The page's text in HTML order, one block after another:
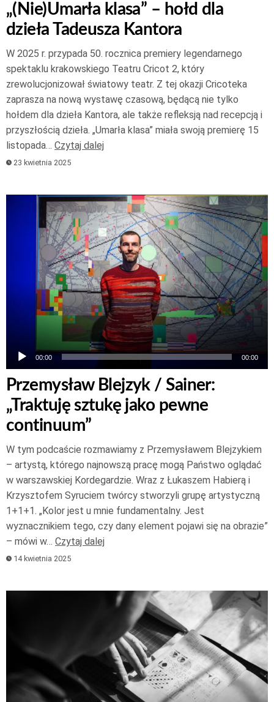
„(Nie)Umarła klasa” – hołd dla
dzieła Tadeusza Kantora
W 2025 r. przypada 50. rocznica premiery legendarnego
spektaklu krakowskiego Teatru Cricot 2, który
zrewolucjonizował światowy teatr. Z tej okazji Cricoteka
zaprasza na nową wystawę czasową, będącą nie tylko
hołdem dla dzieła Kantora, ale także refleksją nad recepcją i
przyszłością dzieła. „Umarła klasa” miała swoją premierę 15
listopada… Czytaj dalej
23 kwietnia 2025
Odtwarzacz
plików
dźwiękowych
00:00 00:00
Przemysław Blejzyk / Sainer:
„Traktuję sztukę jako pewne
continuum”
W tym podcaście rozmawiamy z Przemysławem Blejzykiem
– artystą, którego najnowszą pracę mogą Państwo oglądać
w warszawskiej Kordegardzie. Wraz z Łukaszem Habierą i
Krzysztofem Syruciem twórcy stworzyli grupę artystyczną
1+1+1. „Kolor jest u mnie fundamentalny. Jest
wyznacznikiem tego, czy dany element pojawi się na obrazie”
– mówi w… Czytaj dalej
14 kwietnia 2025